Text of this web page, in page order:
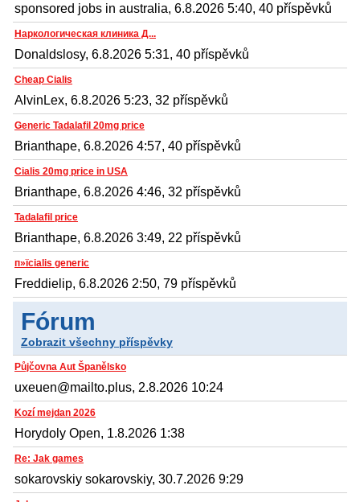
sponsored jobs in australia, 6.8.2026 5:40, 40 příspěvků
Наркологическая клиника Д...
Donaldslosy, 6.8.2026 5:31, 40 příspěvků
Cheap Cialis
AlvinLex, 6.8.2026 5:23, 32 příspěvků
Generic Tadalafil 20mg price
Brianthape, 6.8.2026 4:57, 40 příspěvků
Cialis 20mg price in USA
Brianthape, 6.8.2026 4:46, 32 příspěvků
Tadalafil price
Brianthape, 6.8.2026 3:49, 22 příspěvků
п»їcialis generic
Freddielip, 6.8.2026 2:50, 79 příspěvků
Fórum
Zobrazit všechny příspěvky
Půjčovna Aut Španělsko
uxeuen@mailto.plus, 2.8.2026 10:24
Kozí mejdan 2026
Horydoly Open, 1.8.2026 1:38
Re: Jak games
sokarovskiy sokarovskiy, 30.7.2026 9:29